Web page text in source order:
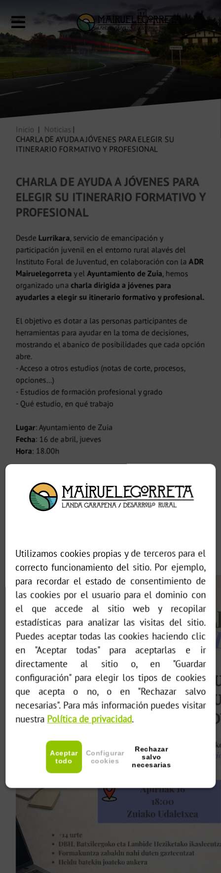
Inicio
Noticias
CHARLA DE AYUDA A JÓVENES PARA ELEGIR SU
ITINERARIO FORMATIVO Y PROFESIONAL
CHARLA DE AYUDA A JÓVENES PARA
ELEGIR SU ITINERARIO FORMATIVO Y
PROFESIONAL
Desde Lurrikara, servicio de emancipación y
participación juvenil en el entorno rural alavés del
Instituto Foral de Juventud, en colaboración con laADR
Mairuelegorreta y el Ayuntamiento de Zuia, hemos
organizado una charla dirigida a jóvenes para
ayudarles a elegir su itinerario formativo y profesional.
El objetivo es dotar a las personas participantes de
herramientas para ayudar en la toma de decisiones,
mostrando el abanico de posibilidades que cada opción
abre.
- Acceso a otros estudios (notas de corte, procesos,
opciones…)
- Estudios de formación profesional y grado
- Qué estudio, en qué trabajo
Lugar: Ayuntamiento de Zuia
Fecha: 16 de abril, jueves
Hora: 18.00h
https://gazteria.araba.eus/es/-/itinerarios-formativos-
zuia-lurrikara-
¡Anímate a participar y descubre todas las
oportunidades que tienes a tu alcance!
Utilizamos cookies propias y de terceros para el
correcto funcionamiento del sitio. Por ejemplo,
para recordar el estado de consentimiento de
las cookies por el usuario para el dominio con
el que accede al sitio web y recopilar
estadísticas para analizar las visitas del sitio.
Puedes aceptar todas las cookies haciendo clic
en "Aceptar todas" para aceptarlas e ir
directamente al sitio o, en "Guardar
configuración" para elegir los tipos de cookies
que acepta o no, o en "Rechazar salvo
necesarias". Para más información puedes visitar
nuestra Política de privacidad.
Aceptar
todo
Configurar
cookies
Rechazar
salvo
necesarias